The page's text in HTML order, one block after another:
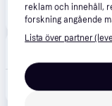
Nordlux
Ljustema
reklam och innehåll,
forskning angående
Lista över partner